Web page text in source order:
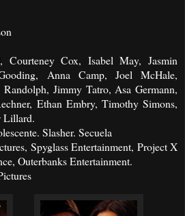
Courteney Cox, Isabel May, Jasmin
Anna Camp, Joel McHale,
Jimmy Tatro, Asa Germann,
Ethan Embry, Timothy Simons,
Lillard.
Slasher. Secuela
Spyglass Entertainment, Project X
Outerbanks Entertainment.